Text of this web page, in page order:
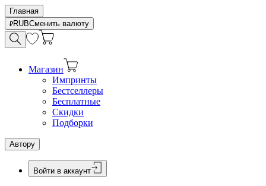
Главная
RUBСменить валюту
Магазин
Импринты
Бестселлеры
Бесплатные
Скидки
Подборки
Автору
Войти в аккаунт